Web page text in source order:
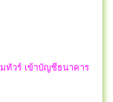
ทัวร์ เข้าบัญชีธนาคาร